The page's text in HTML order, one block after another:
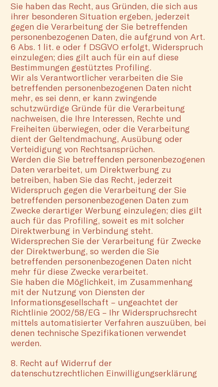
Sie haben das Recht, aus Gründen, die sich aus
ihrer besonderen Situation ergeben, jederzeit
gegen die Verarbeitung der Sie betreffenden
personenbezogenen Daten, die aufgrund von Art.
6 Abs. 1 lit. e oder f DSGVO erfolgt, Widerspruch
einzulegen; dies gilt auch für ein auf diese
Bestimmungen gestütztes Profiling.
Wir als Verantwortlicher verarbeiten die Sie
betreffenden personenbezogenen Daten nicht
mehr, es sei denn, er kann zwingende
schutzwürdige Gründe für die Verarbeitung
nachweisen, die Ihre Interessen, Rechte und
Freiheiten überwiegen, oder die Verarbeitung
dient der Geltendmachung, Ausübung oder
Verteidigung von Rechtsansprüchen.
Werden die Sie betreffenden personenbezogenen
Daten verarbeitet, um Direktwerbung zu
betreiben, haben Sie das Recht, jederzeit
Widerspruch gegen die Verarbeitung der Sie
betreffenden personenbezogenen Daten zum
Zwecke derartiger Werbung einzulegen; dies gilt
auch für das Profiling, soweit es mit solcher
Direktwerbung in Verbindung steht.
Widersprechen Sie der Verarbeitung für Zwecke
der Direktwerbung, so werden die Sie
betreffenden personenbezogenen Daten nicht
mehr für diese Zwecke verarbeitet.
Sie haben die Möglichkeit, im Zusammenhang
mit der Nutzung von Diensten der
Informationsgesellschaft – ungeachtet der
Richtlinie 2002/58/EG – Ihr Widerspruchsrecht
mittels automatisierter Verfahren auszuüben, bei
denen technische Spezifikationen verwendet
werden.
8. Recht auf Widerruf der
datenschutzrechtlichen Einwilligungserklärung